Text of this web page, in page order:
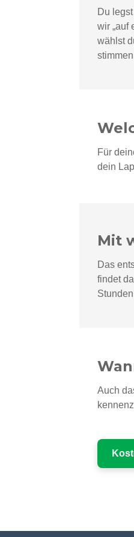
Du
wir „auf
wählst
Für
dein
Mit
Das
findet
Auch